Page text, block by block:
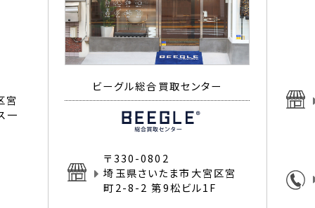
ビーグル総合買取センター
〒330-0802
埼玉県さいたま市大宮区宮
町2-8-2 第9松ビル1F